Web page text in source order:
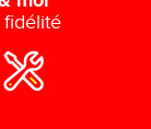
fidélité